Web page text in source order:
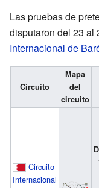
Las pruebas de
disputaron del 23 al
Internacional de
Circuito
Mapa
del
circuito
Circuito
Internacional